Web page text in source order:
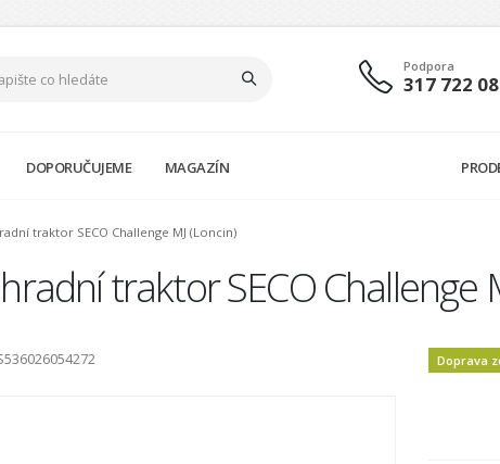
Podpora
317 722
DOPORUČUJEME MAGAZÍN
traktor SECO Challenge MJ (Loncin)
traktor SECO Challenge
Doprava